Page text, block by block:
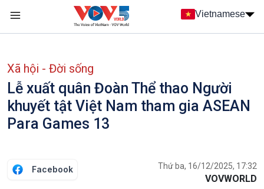
Nhảy đến nội dung
Vietnamese
Xã hội - Đời sống
Lễ xuất quân Đoàn Thể thao Người
khuyết tật Việt Nam tham gia ASEAN
Para Games 13
Facebook Thứ ba, 16/12/2025, 17:32
VOVWORLD